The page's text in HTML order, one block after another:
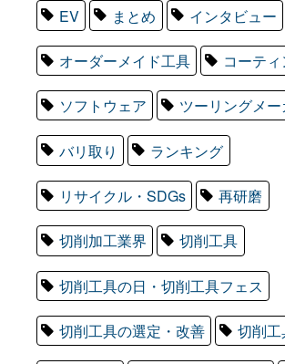
EV まとめ インタビュー
オーダーメイド工具 コーテ
ソフトウェア ツーリングメー
バリ取り ランキング
リサイクル・SDGs 再研磨
切削加工業界 切削工具
切削工具の日・切削工具フェス
切削工具の選定・改善 切削